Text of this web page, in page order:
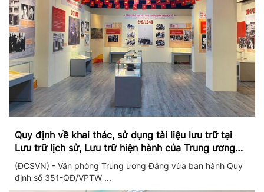
Quy định về khai thác, sử dụng tài liệu lưu trữ tại
Lưu trữ lịch sử, Lưu trữ hiện hành của Trung ương
Đảng và Văn phòng Trung ương Đảng
(ĐCSVN) - Văn phòng Trung ương Đảng vừa ban hành Quy
định số 351-QĐ/VPTW ...